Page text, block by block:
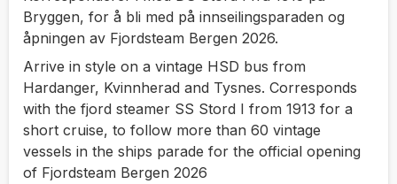
Bryggen, for å bli med på innseilingsparaden og
åpningen av Fjordsteam Bergen 2026.
Arrive in style on a vintage HSD bus from
Hardanger, Kvinnherad and Tysnes. Corresponds
with the fjord steamer SS Stord I from 1913 for a
short cruise, to follow more than 60 vintage
vessels in the ships parade for the official opening
of Fjordsteam Bergen 2026